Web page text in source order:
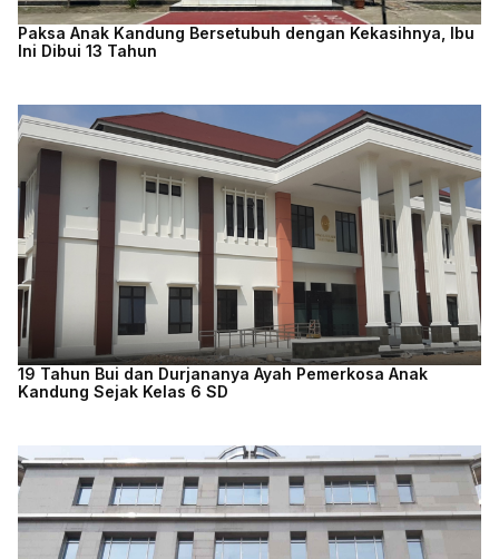
Paksa Anak Kandung Bersetubuh dengan Kekasihnya, Ibu
Ini Dibui 13 Tahun
19 Tahun Bui dan Durjananya Ayah Pemerkosa Anak
Kandung Sejak Kelas 6 SD